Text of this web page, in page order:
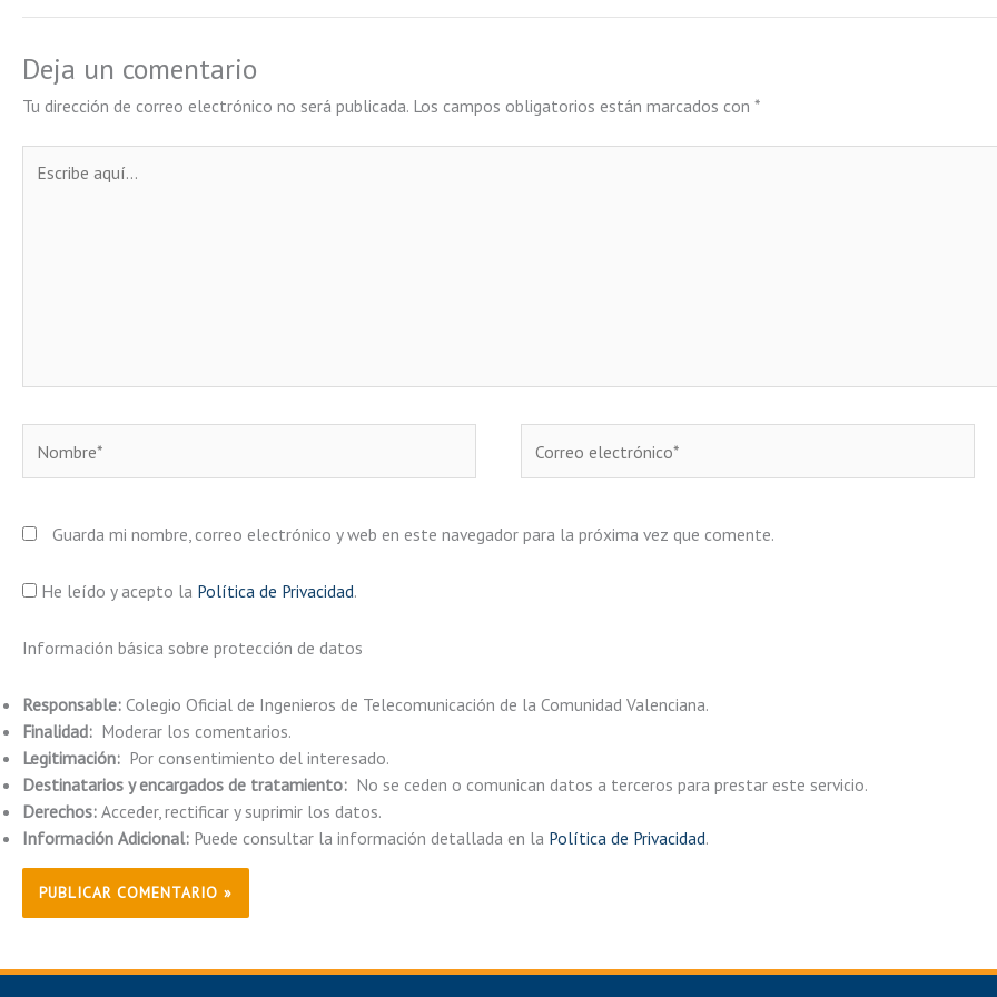
Deja un comentario
Tu dirección de correo electrónico no será publicada. Los campos obligatorios están marcados con *
aquí...
electrónico*
Guarda mi nombre, correo electrónico y web en este navegador para la próxima vez que comente.
He leído y acepto la Política de Privacidad.
Información básica sobre protección de datos
Responsable: Colegio Oficial de Ingenieros de Telecomunicación de la Comunidad Valenciana.
Finalidad: Moderar los comentarios.
Legitimación: Por consentimiento del interesado.
Destinatarios y encargados de tratamiento: No se ceden o comunican datos a terceros para prestar este servicio.
Derechos: Acceder, rectificar y suprimir los datos.
Información Adicional: Puede consultar la información detallada en la Política de Privacidad.